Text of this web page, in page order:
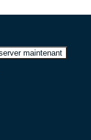
maintenant